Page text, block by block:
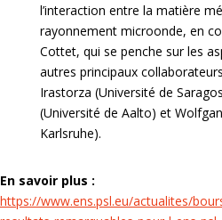
l’interaction entre la matière
rayonnement microonde, en
Cottet, qui se penche sur les
autres principaux
Irastorza (Université de
(Université de Aalto) et
Karlsruhe).
En savoir plus :
https://www.ens.psl.eu/actualites/